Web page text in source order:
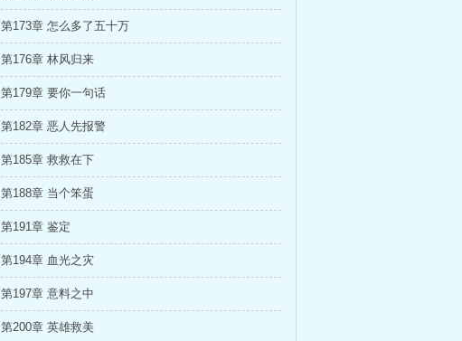
第173章 怎么多了五十万
第176章 林风归来
第179章 要你一句话
第182章 恶人先报警
第185章 救救在下
第188章 当个笨蛋
第191章 鉴定
第194章 血光之灾
第197章 意料之中
第200章 英雄救美